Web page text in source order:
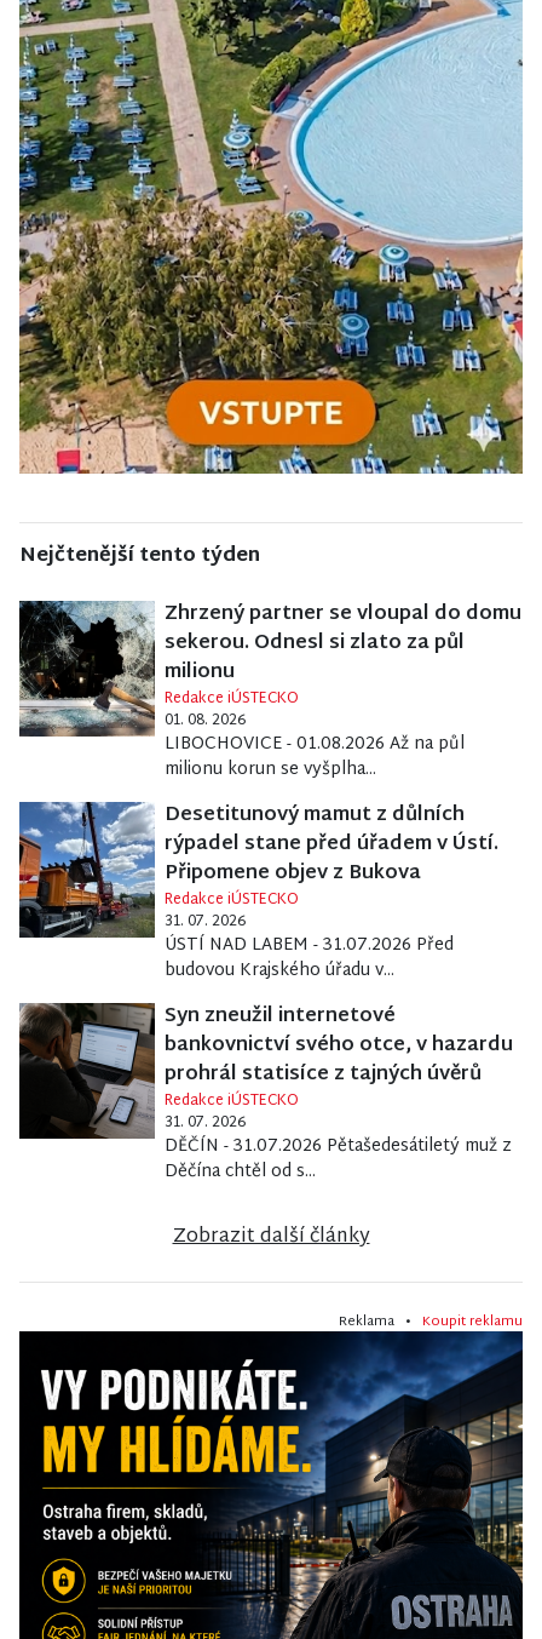
Nejčtenější tento týden
Zhrzený partner se vloupal do domu
sekerou. Odnesl si zlato za půl
milionu
Redakce iÚSTECKO
01. 08. 2026
LIBOCHOVICE - 01.08.2026 Až na půl
milionu korun se vyšplha...
Desetitunový mamut z důlních
rýpadel stane před úřadem v Ústí.
Připomene objev z Bukova
Redakce iÚSTECKO
31. 07. 2026
ÚSTÍ NAD LABEM - 31.07.2026 Před
budovou Krajského úřadu v...
Syn zneužil internetové
bankovnictví svého otce, v hazardu
prohrál statisíce z tajných úvěrů
Redakce iÚSTECKO
31. 07. 2026
DĚČÍN - 31.07.2026 Pětašedesátiletý muž z
Děčína chtěl od s...
Zobrazit další články
Reklama • Koupit reklamu